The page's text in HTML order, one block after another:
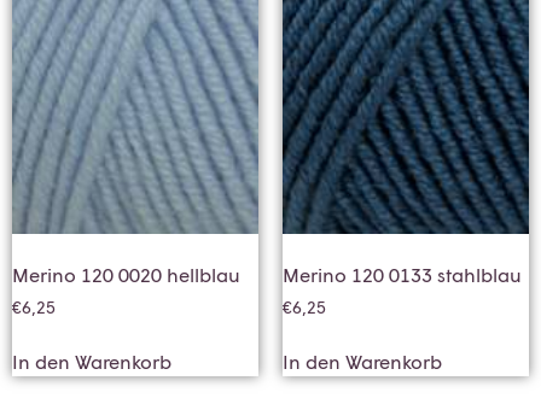
Merino 120 0020 hellblau
€6,25
In den Warenkorb
Merino 120 0133 stahlblau
€6,25
In den Warenkorb